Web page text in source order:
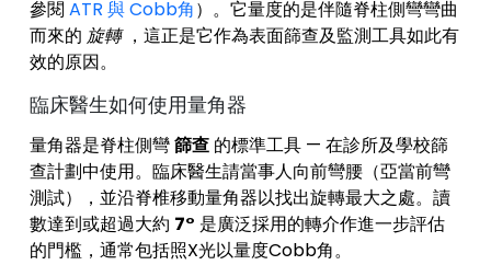
參閱 ATR 與 Cobb角）。它量度的是伴隨脊柱側彎彎曲
而來的 旋轉，這正是它作為表面篩查及監測工具如此有
效的原因。
臨床醫生如何使用量角器
量角器是脊柱側彎篩查 的標準工具 — 在診所及學校篩
查計劃中使用。臨床醫生請當事人向前彎腰（亞當前彎
測試），並沿脊椎移動量角器以找出旋轉最大之處。讀
數達到或超過大約 7° 是廣泛採用的轉介作進一步評估
的門檻，通常包括照X光以量度Cobb角。